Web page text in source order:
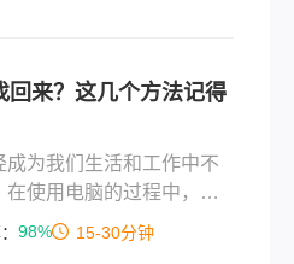
回来？这几个方法记得
为我们生活和工作中不
使用电脑的过程中，文
那么，电脑文件丢失怎
98% 15-30分钟